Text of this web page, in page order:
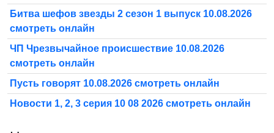
Битва шефов звезды 2 сезон 1 выпуск 10.08.2026
смотреть онлайн
ЧП Чрезвычайное происшествие 10.08.2026
смотреть онлайн
Пусть говорят 10.08.2026 смотреть онлайн
Новости 1, 2, 3 серия 10 08 2026 смотреть онлайн